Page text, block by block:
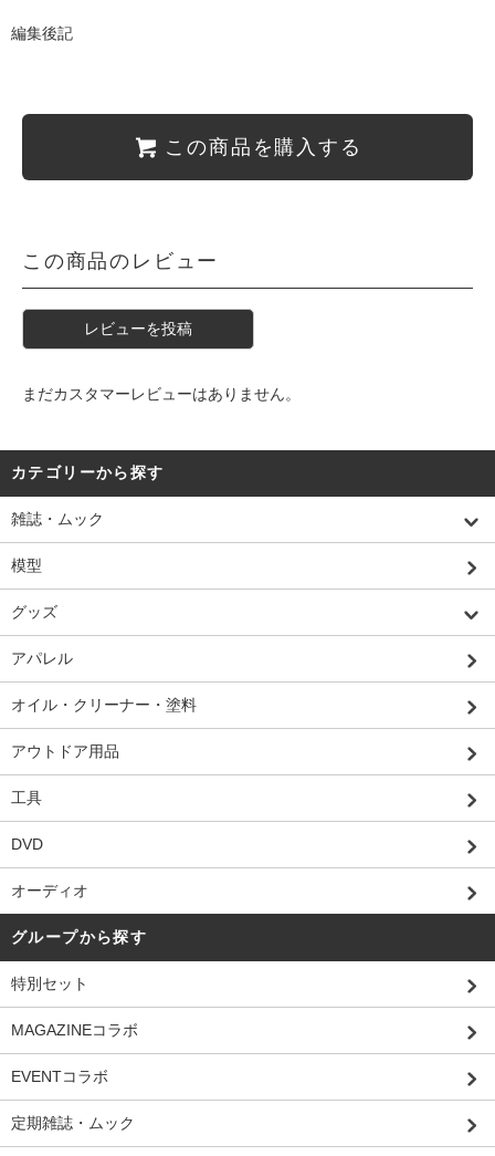
編集後記
この商品を購入する
この商品のレビュー
レビューを投稿
まだカスタマーレビューはありません。
カテゴリーから探す
雑誌・ムック
模型
グッズ
アパレル
オイル・クリーナー・塗料
アウトドア用品
工具
DVD
オーディオ
グループから探す
特別セット
MAGAZINEコラボ
EVENTコラボ
定期雑誌・ムック